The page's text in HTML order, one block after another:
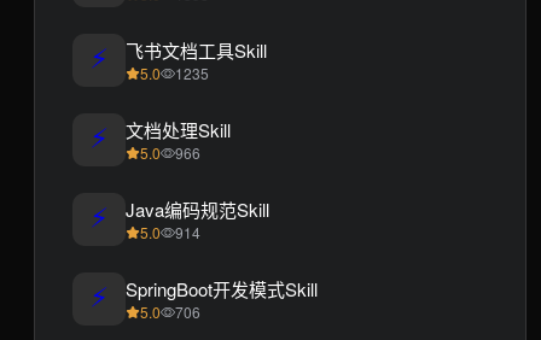
⚡ 飞书文档工具Skill
5.0 1235
⚡ 文档处理Skill
5.0 966
⚡ Java编码规范Skill
5.0 914
⚡ SpringBoot开发模式Skill
5.0 706